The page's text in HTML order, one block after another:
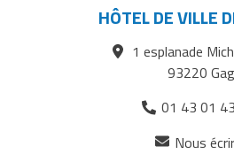
HÔTEL DE VILLE
1 esplanade
93220
01 43 01
Nous